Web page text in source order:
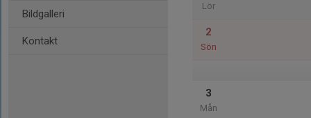
Bildgalleri
Kontakt
Lör
2
Sön
3
Mån